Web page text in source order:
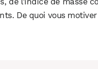
De quoi vous